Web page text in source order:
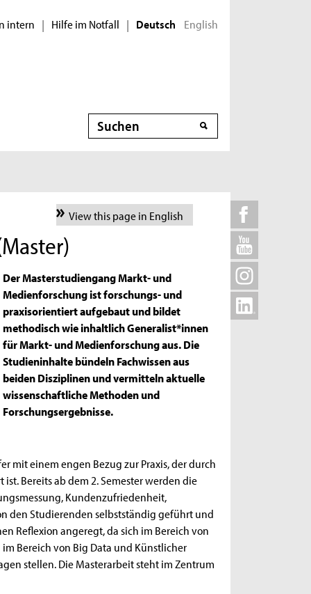
intern | Hilfe im Notfall | Deutsch English
Suche
View this page in English
Der Masterstudiengang Markt- und
Medienforschung ist forschungs- und
praxisorientiert aufgebaut und bildet
methodisch wie inhaltlich Generalist*innen
für Markt- und Medienforschung aus. Die
Studieninhalte bündeln Fachwissen aus
beiden Disziplinen und vermitteln aktuelle
wissenschaftliche Methoden und
Forschungsergebnisse.
mit einem engen Bezug zur Praxis, der durch
Bereits ab dem 2. Semester werden die
Kundenzufriedenheit,
den Studierenden selbstständig geführt und
Reflexion angeregt, da sich im Bereich von
Bereich von Big Data und Künstlicher
stellen. Die Masterarbeit steht im Zentrum